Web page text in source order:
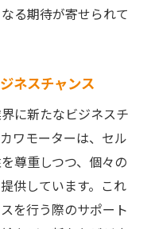
る期待が寄せられて
ネスチャンス
に新たなビジネスチ
ワモーターは、セル
尊重しつつ、個々の
供しています。これ
を行う際のサポート